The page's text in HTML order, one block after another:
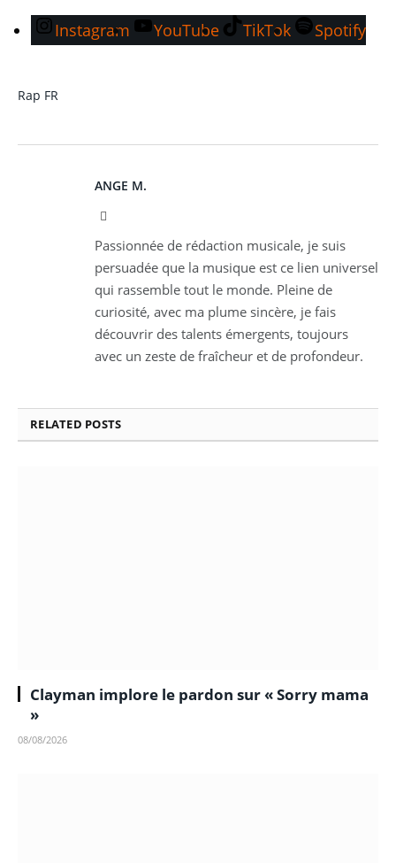
Instagram YouTube TikTok Spotify
Rap FR
ANGE M.
Passionnée de rédaction musicale, je suis
persuadée que la musique est ce lien universel
qui rassemble tout le monde. Pleine de
curiosité, avec ma plume sincère, je fais
découvrir des talents émergents, toujours
avec un zeste de fraîcheur et de profondeur.
RELATED POSTS
Clayman implore le pardon sur « Sorry mama
»
08/08/2026